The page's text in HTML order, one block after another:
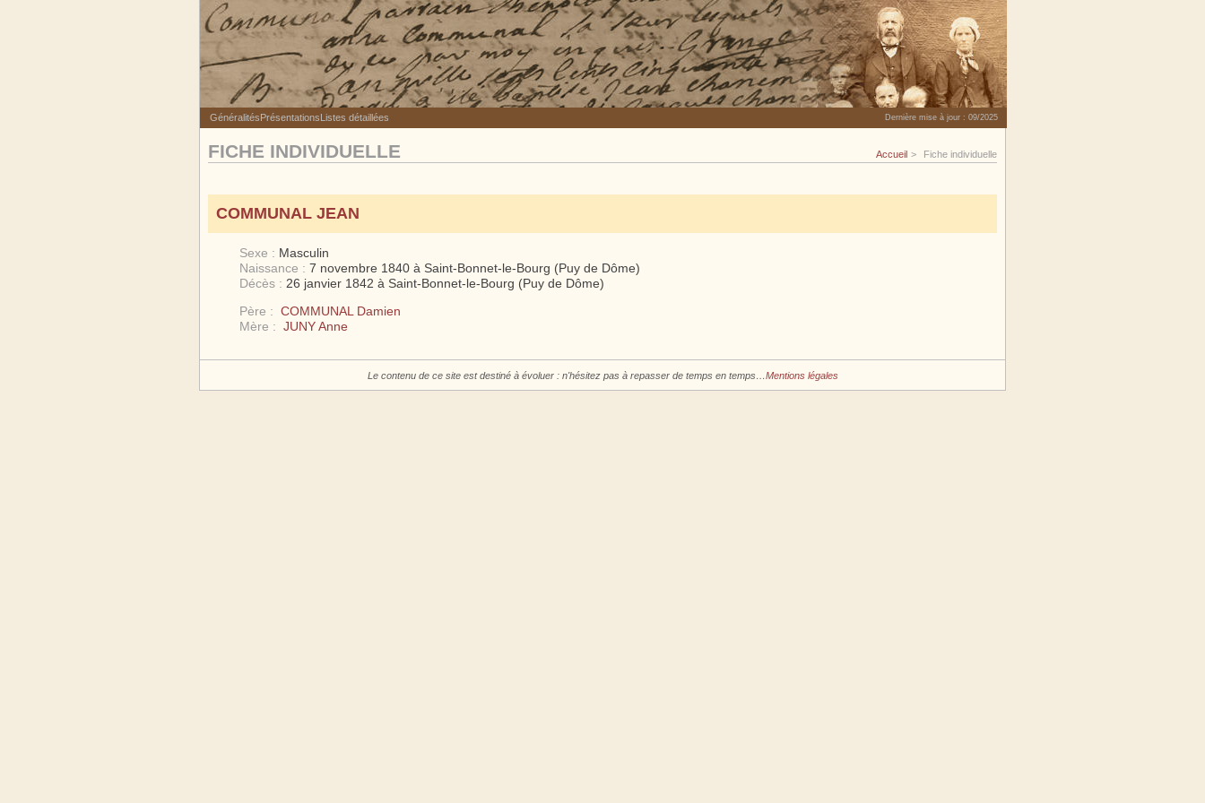
Généralités Présentations Listes détaillées Dernière mise à jour : 09/2025
FICHE INDIVIDUELLE Accueil Fiche individuelle
COMMUNAL JEAN
Sexe : Masculin
Naissance : 7 novembre 1840 à Saint-Bonnet-le-Bourg (Puy de Dôme)
Décès : 26 janvier 1842 à Saint-Bonnet-le-Bourg (Puy de Dôme)
Père : COMMUNAL Damien
Mère : JUNY Anne
Le contenu de ce site est destiné à évoluer : n'hésitez pas à repasser de temps en temps…Mentions légales